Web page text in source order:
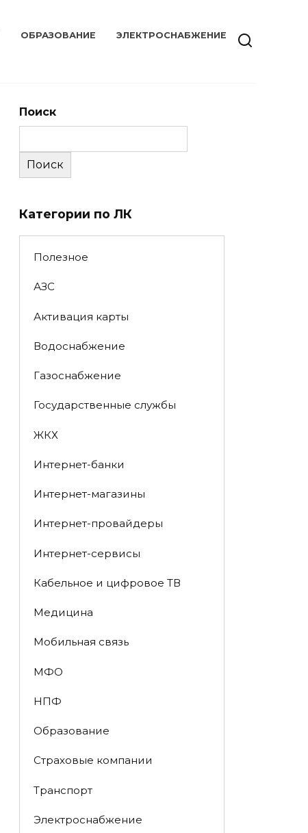
ОБРАЗОВАНИЕ ЭЛЕКТРОСНАБЖЕНИЕ
Поиск
Поиск
Категории по ЛК
Полезное
АЗС
Активация карты
Водоснабжение
Газоснабжение
Государственные службы
ЖКХ
Интернет-банки
Интернет-магазины
Интернет-провайдеры
Интернет-сервисы
Кабельное и цифровое ТВ
Медицина
Мобильная связь
МФО
НПФ
Образование
Страховые компании
Транспорт
Электроснабжение